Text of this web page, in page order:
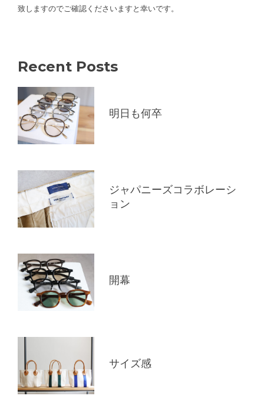
致しますのでご確認くださいますと幸いです。
Recent Posts
明日も何卒
ジャパニーズコラボレーシ
ョン
開幕
サイズ感